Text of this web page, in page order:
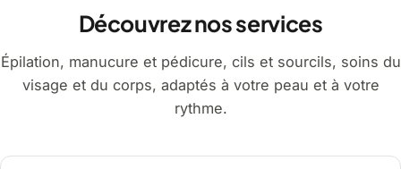
Découvrez nos services
Épilation, manucure et pédicure, cils et sourcils, soins du
visage et du corps, adaptés à votre peau et à votre
rythme.